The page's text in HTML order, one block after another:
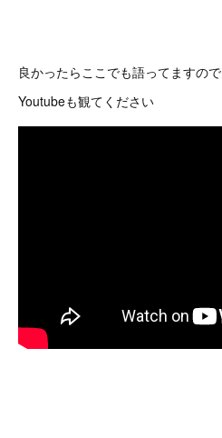
良かったらここでも語ってますので
Youtubeも観てください